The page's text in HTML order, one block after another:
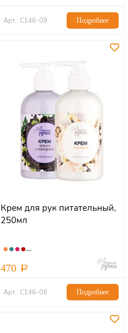
Арт.: С146-09 Подробнее
Крем для рук питательный,
250мл
470
Арт.: С146-08 Подробнее